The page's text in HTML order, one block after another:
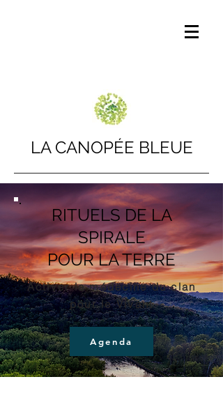
LA CANOPÉE BLEUE
RITUELS DE LA
SPIRALE
POUR LA TERRE
Activer la médecine du clan
pour le Vivant
Agenda